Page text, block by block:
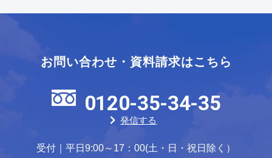
お問い合わせ・資料請求はこちら
0120-35-34-35
発信する
受付｜平日9:00～17：00(土・日・祝日除く）